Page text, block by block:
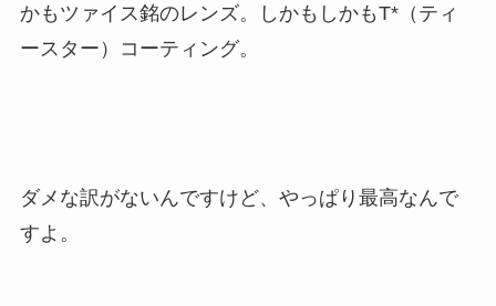
かもツァイス銘のレンズ。しかもしかもT*（ティ
ースター）コーティング。
ダメな訳がないんですけど、やっぱり最高なんで
すよ。